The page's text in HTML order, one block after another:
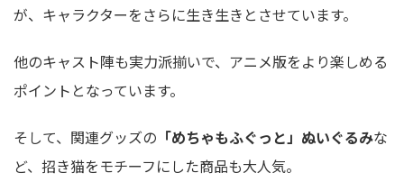
が、キャラクターをさらに生き生きとさせています。
他のキャスト陣も実力派揃いで、アニメ版をより楽しめる
ポイントとなっています。
そして、関連グッズの 「めちゃもふぐっと」ぬいぐるみな
ど、招き猫をモチーフにした商品も大人気。